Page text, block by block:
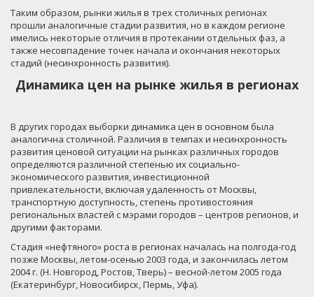
Таким образом, рынки жилья в трех столичных регионах
прошли аналогичные стадии развития, но в каждом регионе
имелись некоторые отличия в протекании отдельных фаз, а
также несовпадение точек начала и окончания некоторых
стадий (несинхронность развития).
Динамика цен на рынке жилья в регионах
В других городах выборки динамика цен в основном была
аналогична столичной. Различия в темпах и несинхронность
развития ценовой ситуации на рынках различных городов
определяются различной степенью их социально-
экономического развития, инвестиционной
привлекательности, включая удаленность от Москвы,
транспортную доступность, степень противостояния
региональных властей с мэрами городов – центров регионов, и
другими факторами.
Стадия «нефтяного» роста в регионах началась на полгода-год
позже Москвы, летом-осенью 2003 года, и закончилась летом
2004 г. (Н. Новгород, Ростов, Тверь) – весной-летом 2005 года
(Екатеринбург, Новосибирск, Пермь, Уфа).